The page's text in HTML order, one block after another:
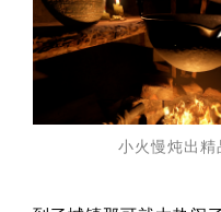
小火慢炖出精